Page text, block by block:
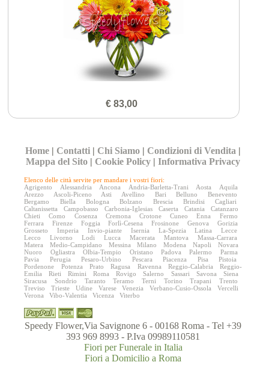
€ 83,00
Home | Contatti | Chi Siamo | Condizioni di Vendita |
Mappa del Sito | Cookie Policy |Informativa Privacy
Elenco delle città servite per mandare i vostri fiori:
Agrigento
Alessandria Ancona Andria-Barletta-Trani Aosta
Aquila
Arezzo
Ascoli-Piceno Asti Avellino Bari Belluno
Benevento
Bergamo
Biella Bologna Bolzano Brescia Brindisi
Cagliari
Caltanissetta
Campobasso Carbonia-Iglesias Caserta Catania
Catanzaro
Chieti
Como Cosenza Cremona Crotone Cuneo Enna
Fermo
Ferrara
Firenze Foggia Forlì-Cesena Frosinone Genova
Gorizia
Grosseto
Imperia Invio-piante Isernia La-Spezia Latina
Lecce
Lecco
Livorno Lodi Lucca Macerata Mantova
Massa-Carrara
Matera
Medio-Campidano Messina Milano Modena Napoli
Novara
Nuoro
Ogliastra Olbia-Tempio Oristano Padova Palermo
Parma
Pavia
Perugia Pesaro-Urbino Pescara Piacenza Pisa
Pistoia
Pordenone
Potenza Prato Ragusa Ravenna Reggio-Calabria
Reggio-
Emilia
Rieti Rimini Roma Rovigo Salerno Sassari Savona
Siena
Siracusa
Sondrio Taranto Teramo Terni Torino Trapani
Trento
Treviso
Trieste Udine Varese Venezia Verbano-Cusio-Ossola
Vercelli
Verona
Vibo-Valentia Vicenza Viterbo
Speedy Flower,Via Savignone 6 - 00168 Roma - Tel +39
393 969 8993 - P.Iva 09989110581
Fiori per Funerale in Italia
Fiori a Domicilio a Roma